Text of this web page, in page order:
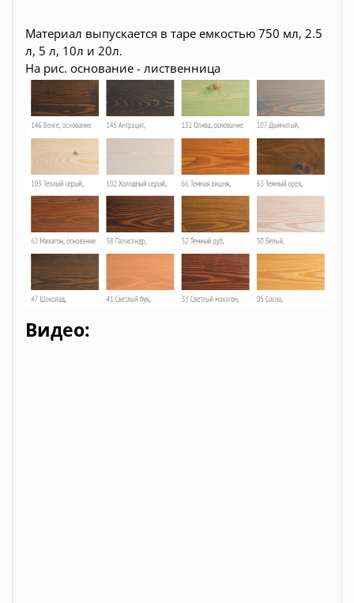
Материал выпускается в таре емкостью 750 мл, 2.5
л, 5 л, 10л и 20л.
На рис. основание - лиственница
Видео: